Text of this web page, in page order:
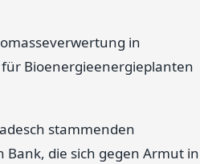
in
Bioenergieenergieplanten
stammenden
die sich gegen Armut in